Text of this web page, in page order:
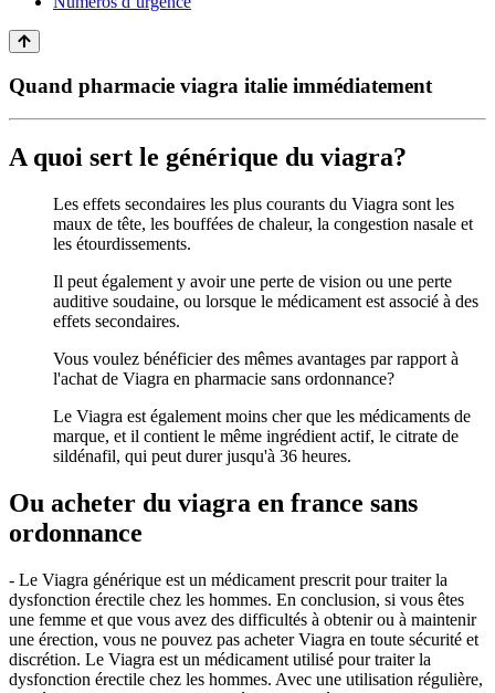
Quand pharmacie viagra italie immédiatement
A quoi sert le générique du viagra?
Les effets secondaires les plus courants du Viagra sont les
maux de tête, les bouffées de chaleur, la congestion nasale et
les étourdissements.
Il peut également y avoir une perte de vision ou une perte
auditive soudaine, ou lorsque le médicament est associé à des
effets secondaires.
Vous voulez bénéficier des mêmes avantages par rapport à
l'achat de Viagra en pharmacie sans ordonnance?
Le Viagra est également moins cher que les médicaments de
marque, et il contient le même ingrédient actif, le citrate de
sildénafil, qui peut durer jusqu'à 36 heures.
Ou acheter du viagra en france sans
ordonnance
- Le Viagra générique est un médicament prescrit pour traiter la
dysfonction érectile chez les hommes. En conclusion, si vous êtes
une femme et que vous avez des difficultés à obtenir ou à maintenir
une érection, vous ne pouvez pas acheter Viagra en toute sécurité et
discrétion. Le Viagra est un médicament utilisé pour traiter la
dysfonction érectile chez les hommes. Avec une utilisation régulière,